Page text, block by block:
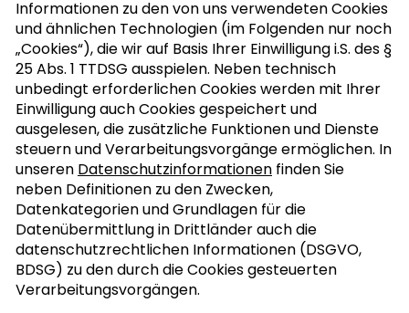
Abonnieren Sie unseren Fach-Newsletter
Anrede >
ABONNIEREN
Ich bin mit der Verarbeitung meiner
personenbezogenen Daten für den Newsletter-
Versand einverstanden. Diese Vereinbarung
kann jederzeit widerrufen werden. Weitere
Informationen finden Sie in der
Informationen zu den von uns verwendeten Cookies
und ähnlichen Technologien (im Folgenden nur noch
„Cookies“), die wir auf Basis Ihrer Einwilligung i.S. des §
25 Abs. 1 TTDSG ausspielen. Neben technisch
unbedingt erforderlichen Cookies werden mit Ihrer
Einwilligung auch Cookies gespeichert und
ausgelesen, die zusätzliche Funktionen und Dienste
steuern und Verarbeitungsvorgänge ermöglichen. In
unseren Datenschutzinformationen finden Sie
neben Definitionen zu den Zwecken,
Datenkategorien und Grundlagen für die
Datenübermittlung in Drittländer auch die
datenschutzrechtlichen Informationen (DSGVO,
BDSG) zu den durch die Cookies gesteuerten
Verarbeitungsvorgängen.